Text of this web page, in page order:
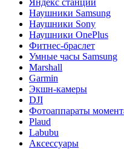
Наушники Samsung
Наушники Sony
Наушники OnePlus
Фитнес-браслет
Умные часы Samsung
Marshall
Garmin
Экшн-камеры
DJI
Фотоаппараты
Plaud
Labubu
Аксессуары